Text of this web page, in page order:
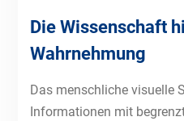
Die Wissenschaft
Wahrnehmung
Das menschliche visuelle
Informationen mit